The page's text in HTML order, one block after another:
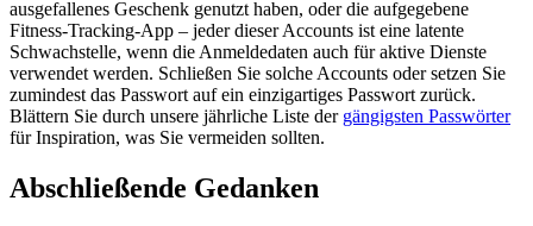
ausgefallenes Geschenk genutzt haben, oder die aufgegebene
Fitness-Tracking-App – jeder dieser Accounts ist eine latente
Schwachstelle, wenn die Anmeldedaten auch für aktive Dienste
verwendet werden. Schließen Sie solche Accounts oder setzen Sie
zumindest das Passwort auf ein einzigartiges Passwort zurück.
Blättern Sie durch unsere jährliche Liste der gängigsten Passwörter
für Inspiration, was Sie vermeiden sollten.
Abschließende Gedanken